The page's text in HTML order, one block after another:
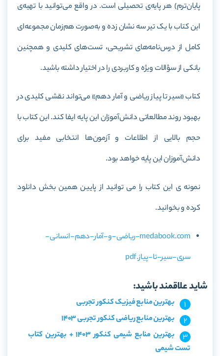
پایان‌ترم) هر پایه‌ی تحصیلی است. در واقع می‌توانید با تهیه‌ی
این کتاب با یک تیر سه نشان زده و به‌صورت هم‌زمان مجموعه‌ای
کامل از درس‌نامه‌های تشریحی، تست‌های کلیدی و همچنین
بانکی از سؤالات ویژه و کاربردی را در اختیار داشته باشید.
کتاب «سیر تا پیاز ریاضی و آمار دهم» می‌تواند نقشی کلیدی در
بهبود روند مطالعاتی دانش‌آموزان این پایه ایفا کند. این کتاب با
حجم بالایی از اطلاعات و آزمون‌ها انتخابی مفید برای
دانش‌آموزان این پایه خواهد بود.
نمونه ی این کتاب را می توانید از پایین همین بخش دانلود
کرده و بخوانید.
medabook.com-ریاضی-و-آمار-دهم-انسانی-
سری-سیر-تا-پیاز.pdf
شاید علاقمند باشید:
بهترین منابع فیزیک کنکور تجربی
بهترین منابع ریاضی کنکور تجربی 1403
بهترین منابع شیمی کنکور 1403 + بهترین کتاب
تست شیمی